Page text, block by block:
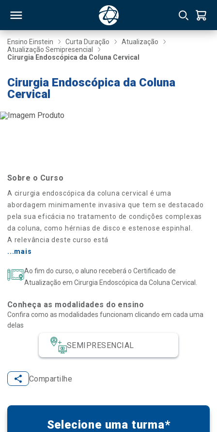
Ensino Einstein Curta Duração
Atualização
Atualização Semipresencial
Cirurgia Endoscópica da Coluna Cervical
Cirurgia Endoscópica da Coluna
Cervical
Sobre o Curso
A cirurgia endoscópica da coluna cervical é uma
abordagem minimamente invasiva que tem se destacado
pela sua eficácia no tratamento de condições complexas
da coluna, como hérnias de disco e estenose espinhal.
A relevância deste curso está
...mais
Ao fim do curso, o aluno receberá o Certificado de
Atualização em Cirurgia Endoscópica da Coluna Cervical.
Conheça as modalidades do ensino
SEMIPRESENCIAL
Confira como as modalidades funcionam clicando em cada uma
delas
Compartilhe
Selecione uma turma*